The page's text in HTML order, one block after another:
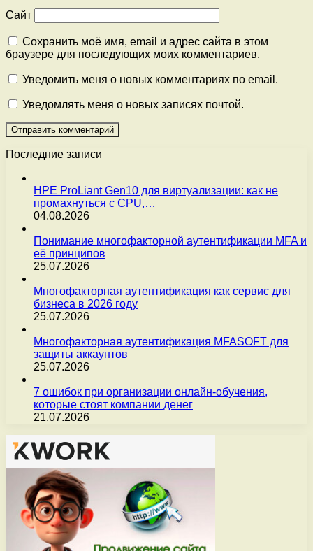
Сайт
Сохранить моё имя, email и адрес сайта в этом
браузере для последующих моих комментариев.
Уведомить меня о новых комментариях по email.
Уведомлять меня о новых записях почтой.
Последние записи
HPE ProLiant Gen10 для виртуализации: как не
промахнуться с CPU,…
04.08.2026
Понимание многофакторной аутентификации MFA и
её принципов
25.07.2026
Многофакторная аутентификация как сервис для
бизнеса в 2026 году
25.07.2026
Многофакторная аутентификация MFASOFT для
защиты аккаунтов
25.07.2026
7 ошибок при организации онлайн-обучения,
которые стоят компании денег
21.07.2026